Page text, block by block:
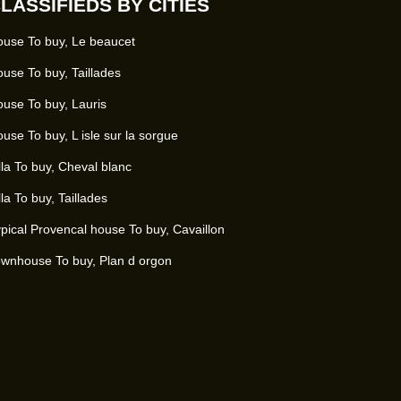
BY CITIES
To buy, Le beaucet
To buy, Taillades
To buy, Lauris
To buy, L isle sur la sorgue
To buy, Cheval blanc
To buy, Taillades
Provencal house To buy, Cavaillon
To buy, Plan d orgon